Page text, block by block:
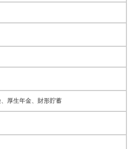
厚生年金、財形貯蓄